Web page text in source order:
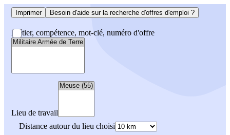
Imprimer Besoin d'aide sur la recherche d'offres d'emploi ?
Métier, compétence, mot-clé, numéro d'offre
Lieu de travail
Distance autour du lieu choisi